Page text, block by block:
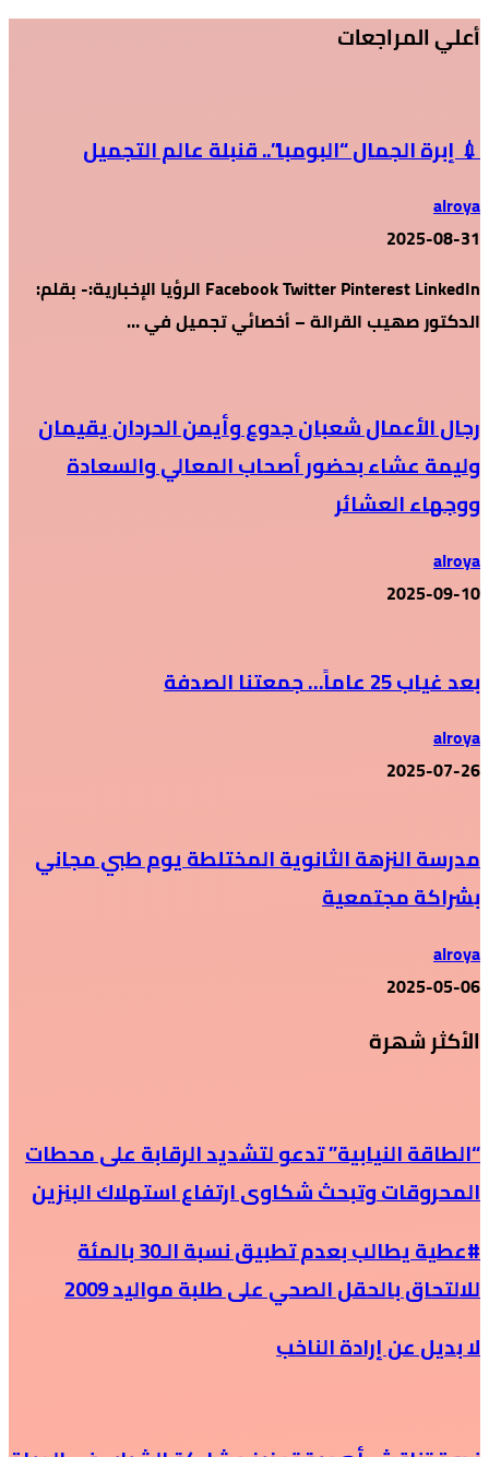
أعلي المراجعات
💉 إبرة الجمال “البومبا”.. قنبلة عالم التجميل
alroya
2025-08-31
Facebook Twitter Pinterest LinkedIn الرؤيا الإخبارية:- بقلم:
الدكتور صهيب القرالة – أخصائي تجميل في …
رجال الأعمال شعبان جدوع وأيمن الحردان يقيمان
وليمة عشاء بحضور أصحاب المعالي والسعادة
ووجهاء العشائر
alroya
2025-09-10
بعد غياب 25 عاماً… جمعتنا الصدفة
alroya
2025-07-26
مدرسة النزهة الثانوية المختلطة يوم طبي مجاني
بشراكة مجتمعية
alroya
2025-05-06
الأكثر شهرة
“الطاقة النيابية” تدعو لتشديد الرقابة على محطات
المحروقات وتبحث شكاوى ارتفاع استهلاك البنزين
#عطية يطالب بعدم تطبيق نسبة الـ30 بالمئة
للالتحاق بالحقل الصحي على طلبة مواليد 2009
لا بديل عن إرادة الناخب